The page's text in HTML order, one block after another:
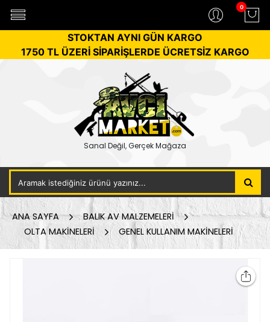
0
STOKTAN AYNI GÜN KARGO
1750 TL ÜZERİ SİPARİŞLERDE ÜCRETSİZ KARGO
Sanal Değil, Gerçek Mağaza
ANA SAYFA
BALIK AV MALZEMELERİ
OLTA MAKİNELERİ
GENEL KULLANIM MAKİNELERİ